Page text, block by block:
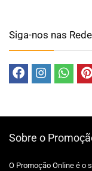
Siga-nos nas
Sobre o
O Promoção Online é o